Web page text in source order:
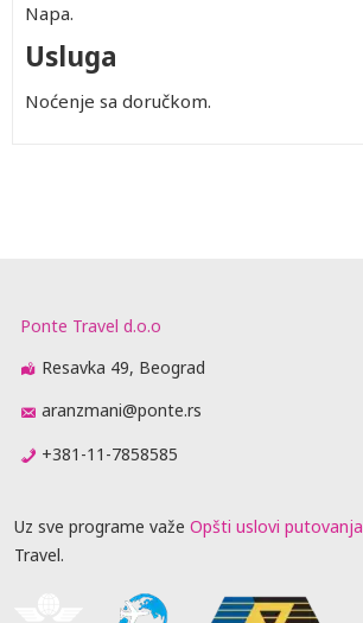
Napa.
Usluga
Noćenje sa doručkom.
Ponte Travel d.o.o
Resavka 49, Beograd
aranzmani@ponte.rs
+381-11-7858585
Uz sve programe važe Opšti uslovi putovanja
Travel.